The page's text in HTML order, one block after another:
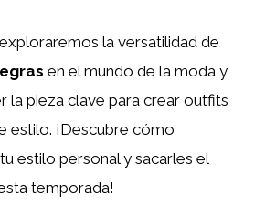
la versatilidad de
en el mundo de la moda y
la pieza clave para crear outfits
estilo. ¡Descubre cómo
estilo personal y sacarles el
temporada!